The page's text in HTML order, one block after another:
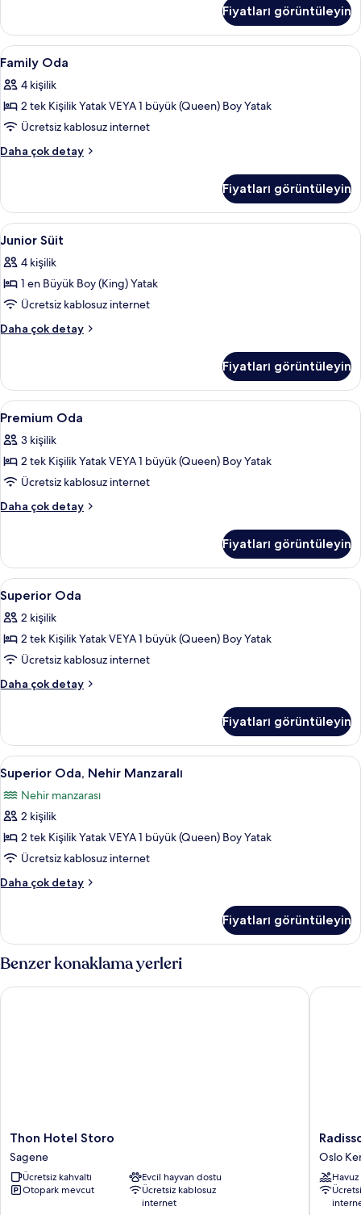
fazla
detay
Fiyatları görüntüleyin
Family
Oda
için
tüm
fotoğrafları
görün
Family Oda | Anti alerjik yatak
11
Family Oda
4 kişilik
2 tek Kişilik Yatak VEYA 1 büyük (Queen) Boy Yatak
Ücretsiz kablosuz internet
Daha çok detay
Family
fazla
detay
Fiyatları görüntüleyin
Junior
Süit
için
tüm
fotoğrafları
görün
Junior Süit | Anti alerjik yatak
9
Junior Süit
4 kişilik
1 en Büyük Boy (King) Yatak
Ücretsiz kablosuz internet
Daha çok detay
Junior
fazla
detay
Fiyatları görüntüleyin
Premium
Oda
için
tüm
fotoğrafları
görün
Anti alerjik yatak takımı, odada
12
Premium Oda
3 kişilik
2 tek Kişilik Yatak VEYA 1 büyük (Queen) Boy Yatak
Ücretsiz kablosuz internet
Daha çok detay
Premium
fazla
detay
Fiyatları görüntüleyin
Superior
Oda
için
tüm
fotoğrafları
görün
Anti alerjik yatak takımı, odada
9
Superior Oda
2 kişilik
2 tek Kişilik Yatak VEYA 1 büyük (Queen) Boy Yatak
Ücretsiz kablosuz internet
Daha çok detay
Superior
fazla
detay
Fiyatları görüntüleyin
Superior
Oda,
Nehir
Manzaralı
için
tüm
fotoğrafları
görün
Anti alerjik yatak takımı, odada
10
Superior Oda, Nehir Manzaralı
Nehir manzarası
2 kişilik
2 tek Kişilik Yatak VEYA 1 büyük (Queen) Boy Yatak
Ücretsiz kablosuz internet
Daha çok detay
Superior
hakkında
daha
fazla
detay
Fiyatları görüntüleyin
Benzer konaklama yerleri
Thon
Hotel
Storo
Sagene
Thon Hotel Storo
Sagene
Ücretsiz kahvaltı
Evcil hayvan dostu
Otopark mevcut
Ücretsiz kablosuz
internet
Thon Hotel Storo
Blu
Plaza
Hotel,
Oslo
Oslo
Oslo
Havuz